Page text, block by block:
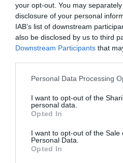
your opt-out. You may
disclosure of your personal
IAB’s list of downstream
also be disclosed by us to third
Downstream Participants that
Personal Data Processing
I want to opt-out of the
personal data.
Opted In
I want to opt-out of the Sale
Personal Data.
Opted In
COMPETIÇÕES
SUB-23 SUB-19 SUB-17
TORNEIOS 3x3 MASCULINO